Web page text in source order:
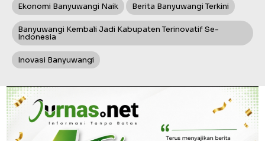
Ekonomi Banyuwangi Naik Berita Banyuwangi Terkini
Banyuwangi Kembali Jadi Kabupaten Terinovatif Se-
Indonesia
Inovasi Banyuwangi